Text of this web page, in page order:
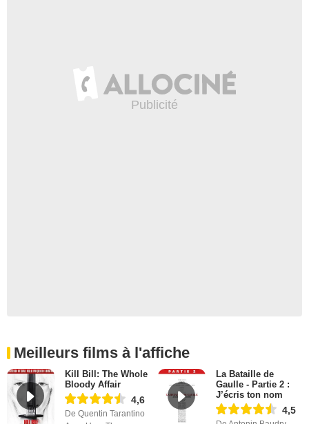
Meilleurs films à l'affiche
Kill Bill: The Whole
Bloody Affair
4,6
De Quentin Tarantino
La Bataille de
Gaulle - Partie 2 :
J’écris ton nom
4,5